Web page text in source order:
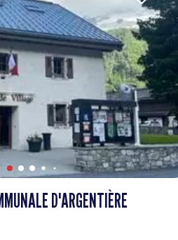
D'ARGENTIÈRE